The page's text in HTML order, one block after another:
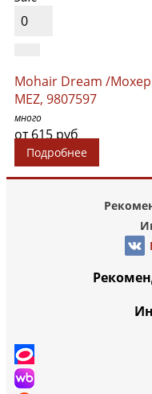
0
Mohair Dream /
MEZ, 9807597
много
от 615 руб
Подробнее